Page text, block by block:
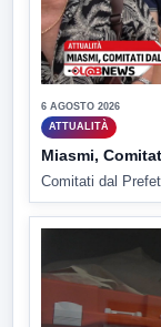
6 AGOSTO 2026
ATTUALITÀ
Miasmi,
Comitati dal